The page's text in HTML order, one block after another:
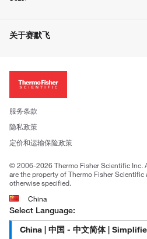
联系我们
隐私政策
促销信息
关于赛默飞
新闻
社会责任
服务条款
隐私政策
定价和运输保险政策
© 2006-2026 Thermo Fisher Scientific Inc.
are the property of Thermo Fisher
otherwise specified.
China
Select Language: